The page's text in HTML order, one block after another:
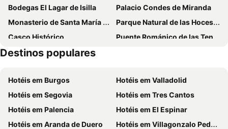
Bodegas El Lagar de Isilla
Palacio Condes de Miranda
Monasterio de Santa María de Valbuena
Parque Natural de las Hoces del río Riaza
Casco Histórico
Puente Románico de las Tenerías
Plaza de los Jardines de Don Diego
El Chorro
Casco histórico medieval
Hayedo de Tejera Negra
Castillo de Peñafiel-Museo Provincial del Vino
Castillo
Destinos populares
Hotéis em Burgos
Hotéis em Valladolid
Hotéis em Segovia
Hotéis em Tres Cantos
Hotéis em Palencia
Hotéis em El Espinar
Hotéis em Aranda de Duero
Hotéis em Villagonzalo Pedernales